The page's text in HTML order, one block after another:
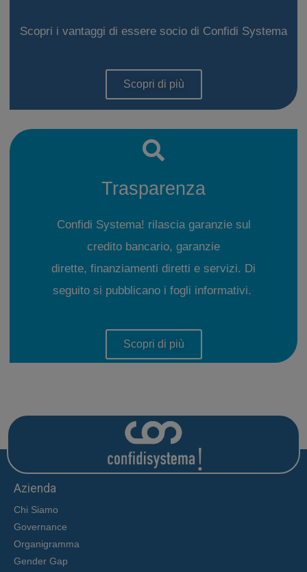
Scopri i vantaggi di essere socio di Confidi Systema
Scopri di più
Trasparenza
Confidi Systema! rilascia garanzie sul
credito bancario, garanzie
dirette, finanziamenti diretti e servizi. Di
seguito si pubblicano i fogli informativi.
Scopri di più
Azienda
Chi Siamo
Governance
Organigramma
Gender Gap